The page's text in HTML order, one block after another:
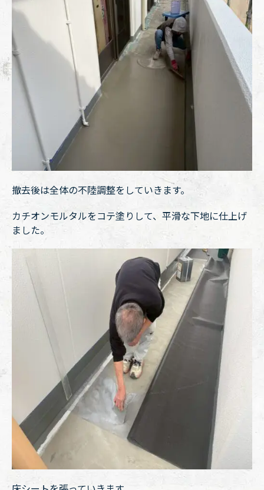
撤去後は全体の不陸調整をしていきます。
カチオンモルタルをコテ塗りして、平滑な下地に仕上げ
ました。